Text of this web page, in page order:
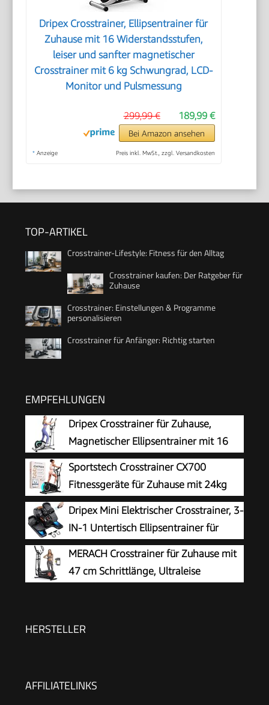
Dripex Crosstrainer, Ellipsentrainer für
Zuhause mit 16 Widerstandsstufen,
leiser und sanfter magnetischer
Crosstrainer mit 6 kg Schwungrad, LCD-
Monitor und Pulsmessung
189,99 €
299,99 €
Bei Amazon ansehen
* Anzeige Preis inkl. MwSt., zzgl. Versandkosten
TOP-ARTIKEL
Crosstrainer-Lifestyle: Fitness für den Alltag
Crosstrainer kaufen: Der Ratgeber für
Zuhause
Crosstrainer: Einstellungen & Programme
personalisieren
Crosstrainer für Anfänger: Richtig starten
EMPFEHLUNGEN
Dripex Crosstrainer für Zuhause,
Magnetischer Ellipsentrainer mit 16
Widerstandsstufen, 6 KG
Schwungmasse, Leises Indoor-Trainingsgerät,
LCD-Monitor, Pulssensor, bis 120 KG (Grün)
Sportstech Crosstrainer CX700
Fitnessgeräte für Zuhause mit 24kg
Schwungmasse | Ellipsentrainer bis
120kg mit 24 Widerstandstufen | Innovative LED
Technologie | Bluetooth, App-Steuerung &
Pulssensor
Dripex Mini Elektrischer Crosstrainer, 3-
IN-1 Untertisch Ellipsentrainer für
Zuhause, Beintrainer für Senioren, 16
einstellabare Geschwindigkeits- und
Widerstandsstufen, Komplett Montiert (Orange)
MERACH Crosstrainer für Zuhause mit
47 cm Schrittlänge, Ultraleise
Ausdauertraining, Eigener App, Belastbar Bis
HERSTELLER
AFFILIATELINKS